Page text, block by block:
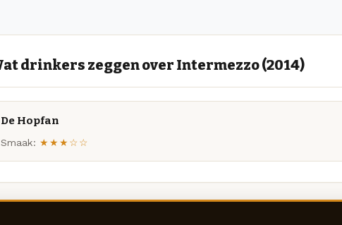
drinkers zeggen over Intermezzo (2014)
De Hopfan
Smaak: ★★★☆☆